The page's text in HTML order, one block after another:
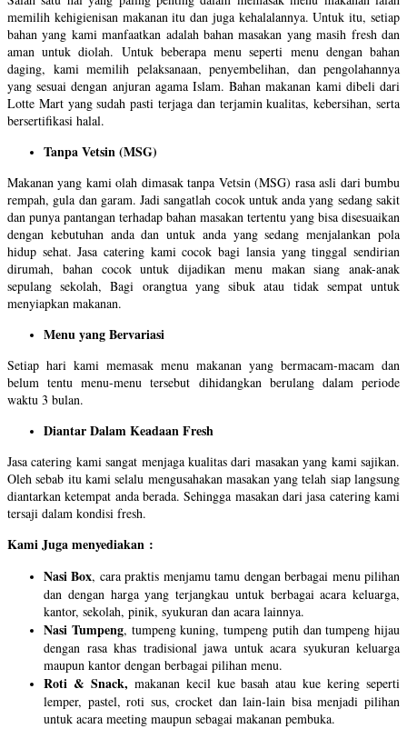
memilih kehigienisan makanan itu dan juga kehalalannya. Untuk itu, setiap
bahan yang kami manfaatkan adalah bahan masakan yang masih fresh dan
aman untuk diolah. Untuk beberapa menu seperti menu dengan bahan
daging, kami memilih pelaksanaan, penyembelihan, dan pengolahannya
yang sesuai dengan anjuran agama Islam. Bahan makanan kami dibeli dari
Lotte Mart yang sudah pasti terjaga dan terjamin kualitas, kebersihan, serta
bersertifikasi halal.
Tanpa Vetsin (MSG)
Makanan yang kami olah dimasak tanpa Vetsin (MSG) rasa asli dari bumbu
rempah, gula dan garam. Jadi sangatlah cocok untuk anda yang sedang sakit
dan punya pantangan terhadap bahan masakan tertentu yang bisa disesuaikan
dengan kebutuhan anda dan untuk anda yang sedang menjalankan pola
hidup sehat. Jasa catering kami cocok bagi lansia yang tinggal sendirian
dirumah, bahan cocok untuk dijadikan menu makan siang anak-anak
sepulang sekolah, Bagi orangtua yang sibuk atau tidak sempat untuk
menyiapkan makanan.
Menu yang Bervariasi
Setiap hari kami memasak menu makanan yang bermacam-macam dan
belum tentu menu-menu tersebut dihidangkan berulang dalam periode
waktu 3 bulan.
Diantar Dalam Keadaan Fresh
Jasa catering kami sangat menjaga kualitas dari masakan yang kami sajikan.
Oleh sebab itu kami selalu mengusahakan masakan yang telah siap langsung
diantarkan ketempat anda berada. Sehingga masakan dari jasa catering kami
tersaji dalam kondisi fresh.
Kami Juga menyediakan :
Nasi Box, cara praktis menjamu tamu dengan berbagai menu pilihan
dan dengan harga yang terjangkau untuk berbagai acara keluarga,
kantor, sekolah, pinik, syukuran dan acara lainnya.
Nasi Tumpeng, tumpeng kuning, tumpeng putih dan tumpeng hijau
dengan rasa khas tradisional jawa untuk acara syukuran keluarga
maupun kantor dengan berbagai pilihan menu.
Roti & Snack, makanan kecil kue basah atau kue kering seperti
lemper, pastel, roti sus, crocket dan lain-lain bisa menjadi pilihan
untuk acara meeting maupun sebagai makanan pembuka.